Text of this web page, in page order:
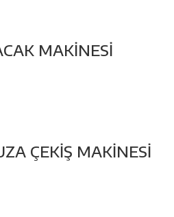
MAKİNESİ
ÇEKİŞ MAKİNESİ